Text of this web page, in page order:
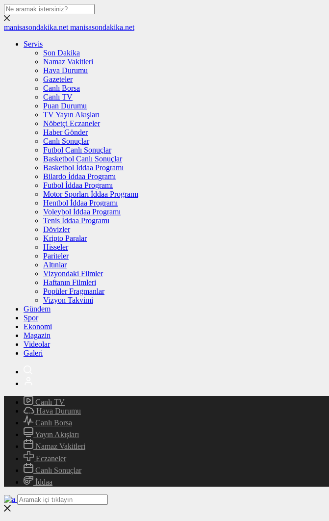
manisasondakika.net manisasondakika.net
Servis
Son Dakika
Namaz Vakitleri
Hava Durumu
Gazeteler
Canlı Borsa
Canlı TV
Puan Durumu
TV Yayın Akışları
Nöbetçi Eczaneler
Haber Gönder
Canlı Sonuçlar
Futbol Canlı Sonuçlar
Basketbol Canlı Sonuçlar
Basketbol İddaa Programı
Bilardo İddaa Programı
Futbol İddaa Programı
Motor Sporları İddaa Programı
Hentbol İddaa Programı
Voleybol İddaa Programı
Tenis İddaa Programı
Dövizler
Kripto Paralar
Hisseler
Pariteler
Altınlar
Vizyondaki Filmler
Haftanın Filmleri
Popüler Fragmanlar
Vizyon Takvimi
Gündem
Spor
Ekonomi
Magazin
Videolar
Galeri
Canlı TV
Hava Durumu
Canlı Borsa
Yayın Akışları
Namaz Vakitleri
Eczaneler
Canlı Sonuçlar
İddaa